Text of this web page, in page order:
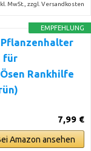
MwSt., zzgl. Versandkosten
EMPFEHLUNG
Pflanzenhalter
für
Rankhilfe
7,99 €
Amazon ansehen